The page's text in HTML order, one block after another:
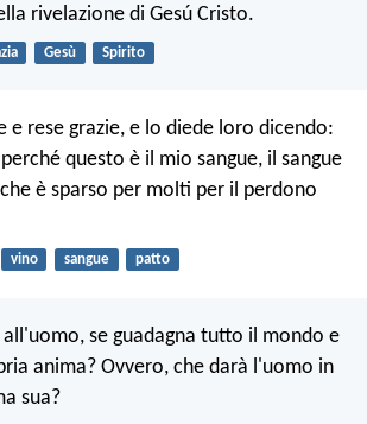
rivelazione di Gesú Cristo.
Gesù Spirito
e rese grazie, e lo diede loro dicendo:
questo è il mio sangue, il sangue
è sparso per molti per il perdono
vino sangue patto
se guadagna tutto il mondo e
anima? Ovvero, che darà l'uomo in
sua?